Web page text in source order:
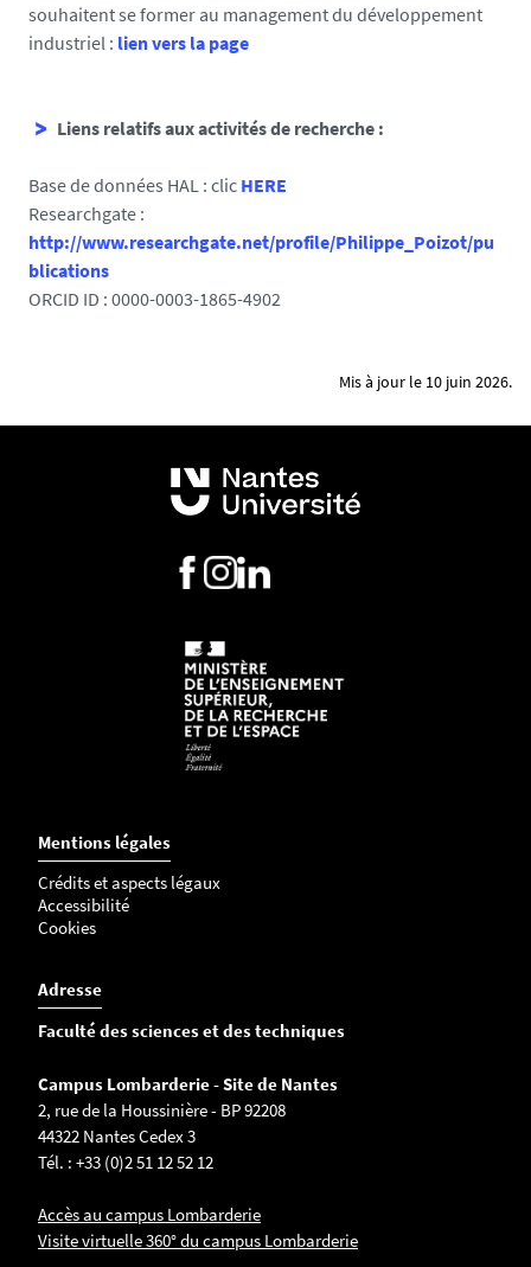
souhaitent se former au management du développement
industriel : lien vers la page
Liens relatifs aux activités de recherche :
Base de données HAL : clic HERE
Researchgate :
http://www.researchgate.net/profile/Philippe_Poizot/pu
blications
ORCID ID : 0000-0003-1865-4902
Mis à jour le 10 juin 2026.
Mentions légales
Crédits et aspects légaux
Accessibilité
Cookies
Adresse
Faculté des sciences et des techniques
Campus Lombarderie - Site de Nantes
2, rue de la Houssinière - BP 92208
44322 Nantes Cedex 3
Tél. : +33 (0)2 51 12 52 12
Accès au campus Lombarderie
Visite virtuelle 360° du campus Lombarderie